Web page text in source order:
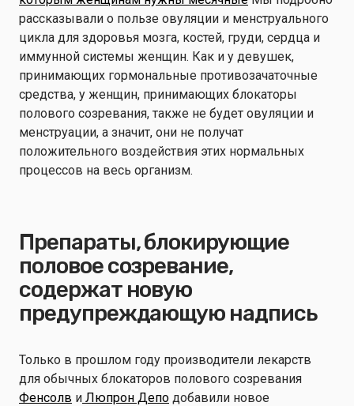
рассказывали о пользе овуляции и менструального
цикла для здоровья мозга, костей, груди, сердца и
иммунной системы женщин. Как и у девушек,
принимающих гормональные противозачаточные
средства, у женщин, принимающих блокаторы
полового созревания, также не будет овуляции и
менструации, а значит, они не получат
положительного воздействия этих нормальных
процессов на весь организм.
Препараты, блокирующие
половое созревание,
содержат новую
предупреждающую надпись
Только в прошлом году производители лекарств
для обычных блокаторов полового созревания
Фенсолв и Люпрон Депо добавили новое